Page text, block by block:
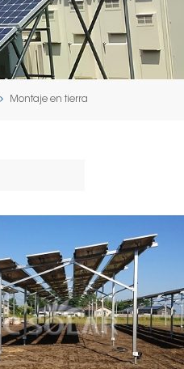
Deutsch
español
português
한국의
Melayu
Tiếng việt
Montaje en tierra